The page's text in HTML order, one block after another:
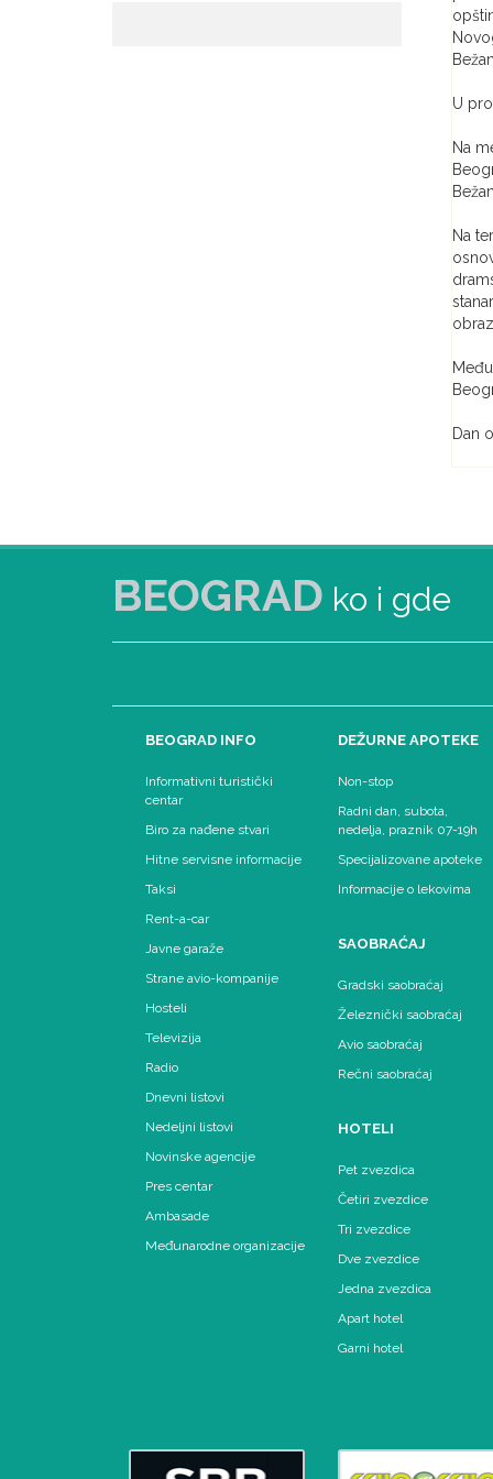
U
Na
Na
Dan
BEOGRAD ko i gde
BEOGRAD INFO
Informativni turistički
centar
Biro za nađene stvari
Hitne servisne informacije
Taksi
Rent-a-car
Javne garaže
Strane avio-kompanije
Hosteli
Televizija
Radio
Dnevni listovi
Nedeljni listovi
Novinske agencije
Pres centar
Ambasade
Međunarodne organizacije
DEŽURNE APOTEKE
Non-stop
Radni dan, subota,
nedelja, praznik 07-19h
Specijalizovane apoteke
Informacije o lekovima
SAOBRAĆAJ
Gradski saobraćaj
Železnički saobraćaj
Avio saobraćaj
Rečni saobraćaj
HOTELI
Pet zvezdica
Četiri zvezdice
Tri zvezdice
Dve zvezdice
Jedna zvezdica
Apart hotel
Garni hotel